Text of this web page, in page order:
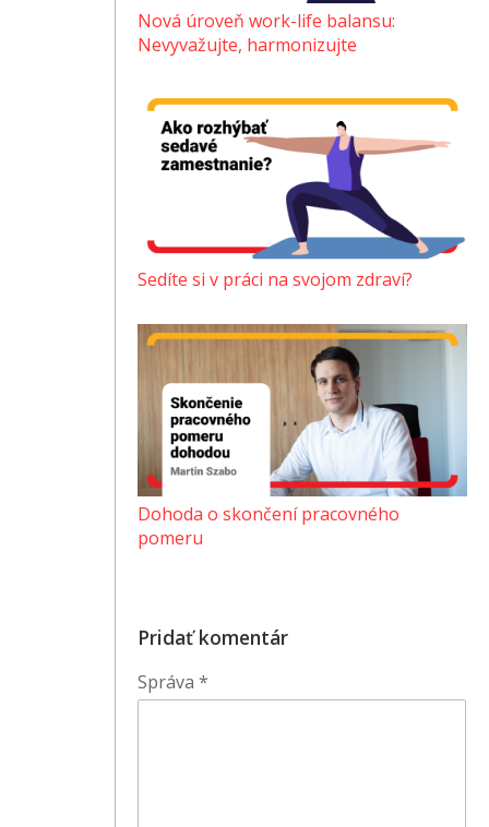
Nová úroveň work-life balansu:
Nevyvažujte, harmonizujte
Sedíte si v práci na svojom zdraví?
Dohoda o skončení pracovného
pomeru
Pridať komentár
Správa*